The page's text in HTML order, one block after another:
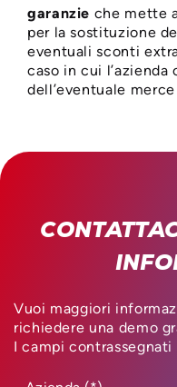
garanzie che mette
per la sostituzione
eventuali sconti
caso in cui
dell’eventuale
Vuoi maggiori
richiedere una demo
I campi